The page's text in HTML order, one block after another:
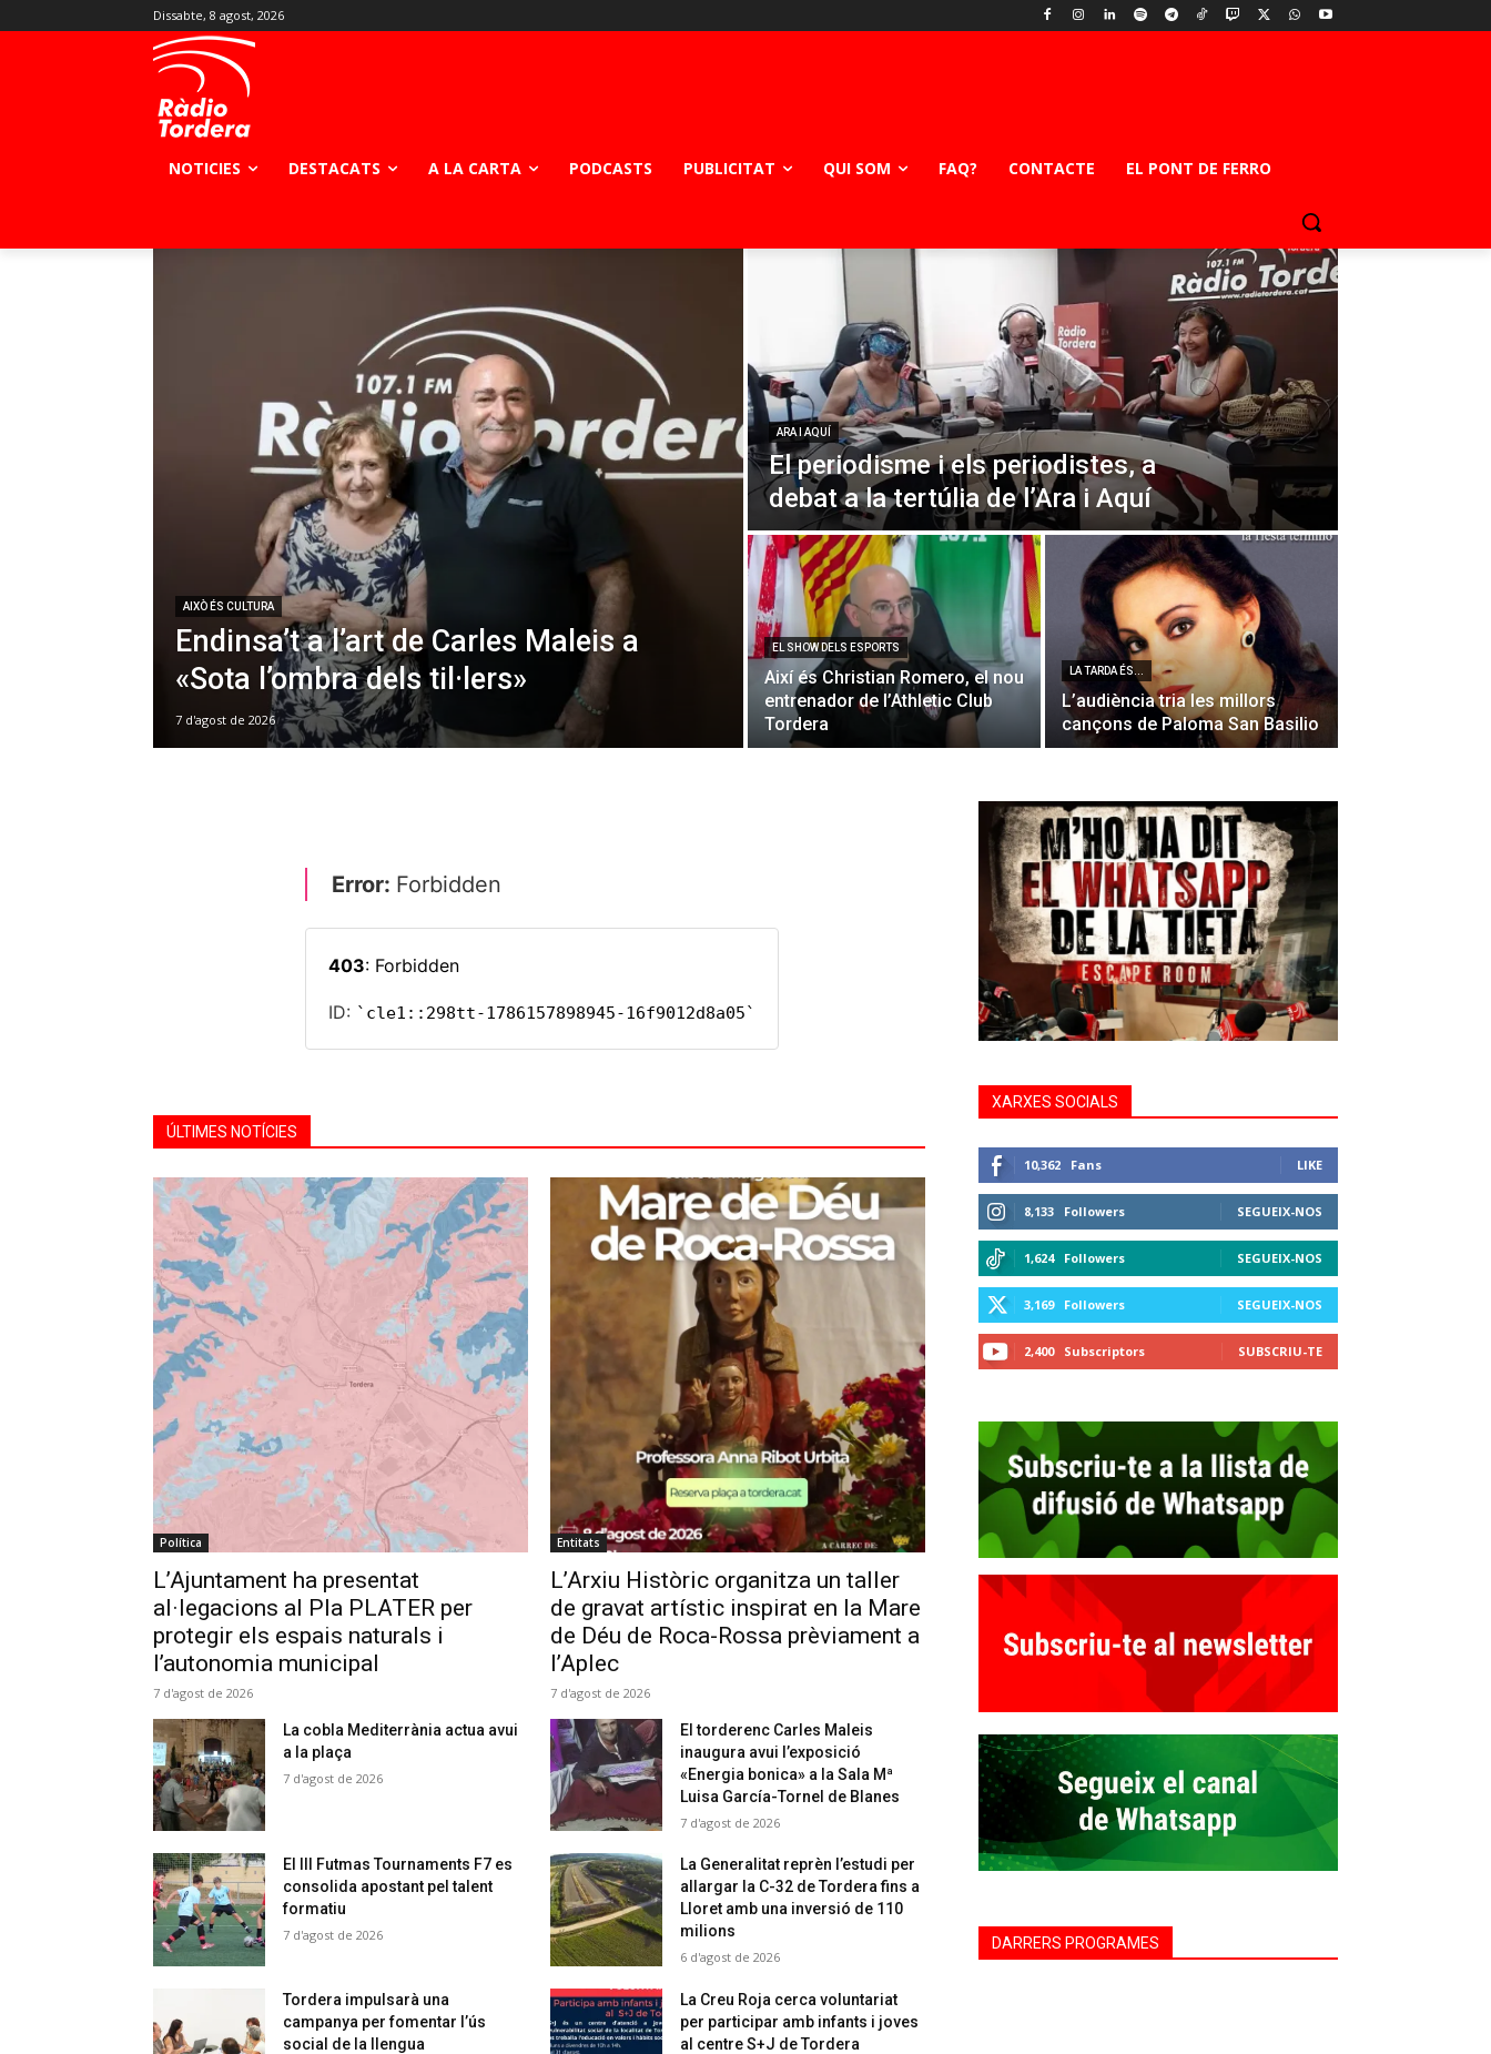
Dissabte, 8 agost, 2026
NOTICIES DESTACATS A LA CARTA PODCASTS PUBLICITAT QUI SOM FAQ? CONTACTE EL PONT DE FERRO
AIXÒ ÉS CULTURA
Endinsa’t a l’art de Carles Maleis a
«Sota l’ombra dels til·lers»
7 d'agost de 2026
ARA I AQUÍ
El periodisme i els periodistes, a
debat a la tertúlia de l’Ara i Aquí
EL SHOW DELS ESPORTS
Així és Christian Romero, el nou
entrenador de l’Athletic Club
Tordera
LA TARDA ÉS...
L’audiència tria les millors
cançons de Paloma San Basilio
ÚLTIMES NOTÍCIES
Política
L’Ajuntament ha presentat
al·legacions al Pla PLATER per
protegir els espais naturals i
l’autonomia municipal
7 d'agost de 2026
Entitats
L’Arxiu Històric organitza un taller
de gravat artístic inspirat en la Mare
de Déu de Roca-Rossa prèviament a
l’Aplec
7 d'agost de 2026
La cobla Mediterrània actua avui
a la plaça
7 d'agost de 2026
El torderenc Carles Maleis
inaugura avui l’exposició
«Energia bonica» a la Sala Mª
Luisa García-Tornel de Blanes
7 d'agost de 2026
El III Futmas Tournaments F7 es
consolida apostant pel talent
formatiu
7 d'agost de 2026
La Generalitat reprèn l’estudi per
allargar la C-32 de Tordera fins a
Lloret amb una inversió de 110
milions
6 d'agost de 2026
Tordera impulsarà una
campanya per fomentar l’ús
social de la llengua
La Creu Roja cerca voluntariat
per participar amb infants i joves
al centre S+J de Tordera
XARXES SOCIALS
10,362 Fans LIKE
8,133 Followers SEGUEIX-NOS
1,624 Followers SEGUEIX-NOS
3,169 Followers SEGUEIX-NOS
2,400 Subscriptors SUBSCRIU-TE
DARRERS PROGRAMES